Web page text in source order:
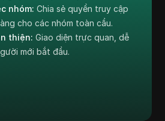
nhóm: Chia sẻ quyền truy cập
cho các nhóm toàn cầu.
thiện: Giao diện trực quan, dễ
mới bắt đầu.